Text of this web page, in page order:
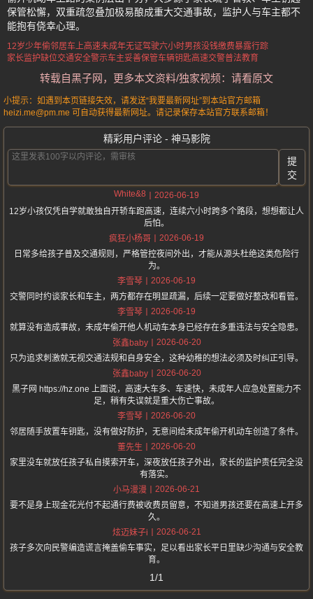
保管松懈，双重疏忽叠加极易酿成重大交通事故，监护人与车主都不
能抱有侥幸心理。
12岁少年偷邻居车上高速未成年无证驾驶六小时男孩没钱缴费暴露行踪
家长监护缺位交通安全警示车主妥善保管车辆钥匙高速交警普法教育
转载自黑子网，更多本文资料/独家视频：请看原文
小提示：如遇到本页链接失效，请发送“我要最新网址”到本站官方邮箱
heizi.me@pm.me 可自动获得最新网址。请记录保存本站官方联系邮箱！
精彩用户评论 - 神马影院
提
交
White&8
2026-06-19
12岁小孩仅凭自学就敢独自开轿车跑高速，连续六小时跨多个路段，想想都让人
后怕。
疯狂小杨哥
2026-06-19
日常多给孩子普及交通规则，严格管控夜间外出，才能从源头杜绝这类危险行
为。
李雪琴
2026-06-19
交警同时约谈家长和车主，两方都存在明显疏漏，后续一定要做好整改和看管。
李雪琴
2026-06-19
就算没有造成事故，未成年偷开他人机动车本身已经存在多重违法与安全隐患。
张鑫baby
2026-06-20
只为追求刺激就无视交通法规和自身安全，这种幼稚的想法必须及时纠正引导。
张鑫baby
2026-06-20
黑子网 https://hz.one 上面说，高速大车多、车速快，未成年人应急处置能力不
足，稍有失误就是重大伤亡事故。
李雪琴
2026-06-20
邻居随手放置车钥匙，没有做好防护，无意间给未成年偷开机动车创造了条件。
董先生
2026-06-20
家里没车就放任孩子私自摸索开车，深夜放任孩子外出，家长的监护责任完全没
有落实。
小马漫漫
2026-06-21
要不是身上现金花光付不起通行费被收费员留意，不知道男孩还要在高速上开多
久。
炫迈妹子i
2026-06-21
孩子多次向民警编造谎言掩盖偷车事实，足以看出家长平日里缺少沟通与安全教
育。
1/1